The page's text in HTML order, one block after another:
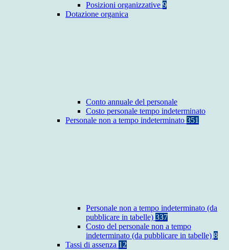
Posizioni organizzative 9
Dotazione organica
Conto annuale del personale
Costo personale tempo indeterminato
Personale non a tempo indeterminato 351
Personale non a tempo indeterminato (da
pubblicare in tabelle) 337
Costo del personale non a tempo
indeterminato (da pubblicare in tabelle) 8
Tassi di assenza 12